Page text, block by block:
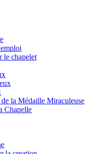
le chapelet
la Médaille Miraculeuse
Chapelle